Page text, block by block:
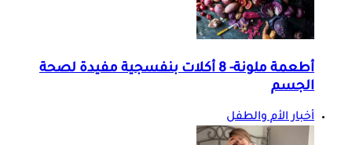
أطعمة ملونة- 8 أكلات بنفسجية مفيدة لصحة
الجسم
أخبار الأم والطفل